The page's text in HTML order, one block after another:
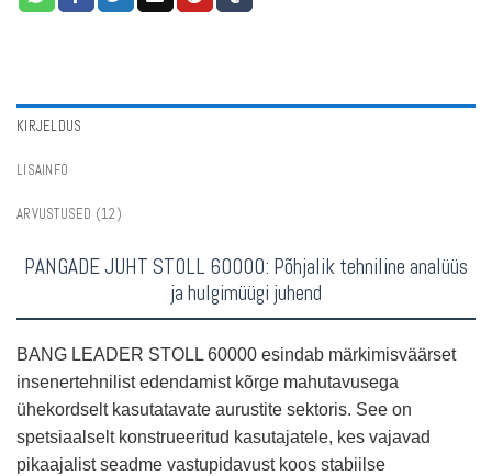
ühekordselt kasutatavaid vappe Saksamaal
kasutatavaid vapse
kasutatavad Vapes seeria
Poed
KIRJELDUS
LISAINFO
ARVUSTUSED (12)
PANGADE JUHT STOLL 60000: Põhjalik tehniline analüüs
ja hulgimüügi juhend
BANG LEADER STOLL 60000 esindab märkimisväärset
insenertehnilist edendamist kõrge mahutavusega
ühekordselt kasutatavate aurustite sektoris. See on
spetsiaalselt konstrueeritud kasutajatele, kes vajavad
pikaajalist seadme vastupidavust koos stabiilse